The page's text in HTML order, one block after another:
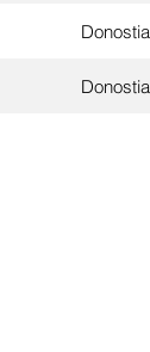
Donostia
Donostia